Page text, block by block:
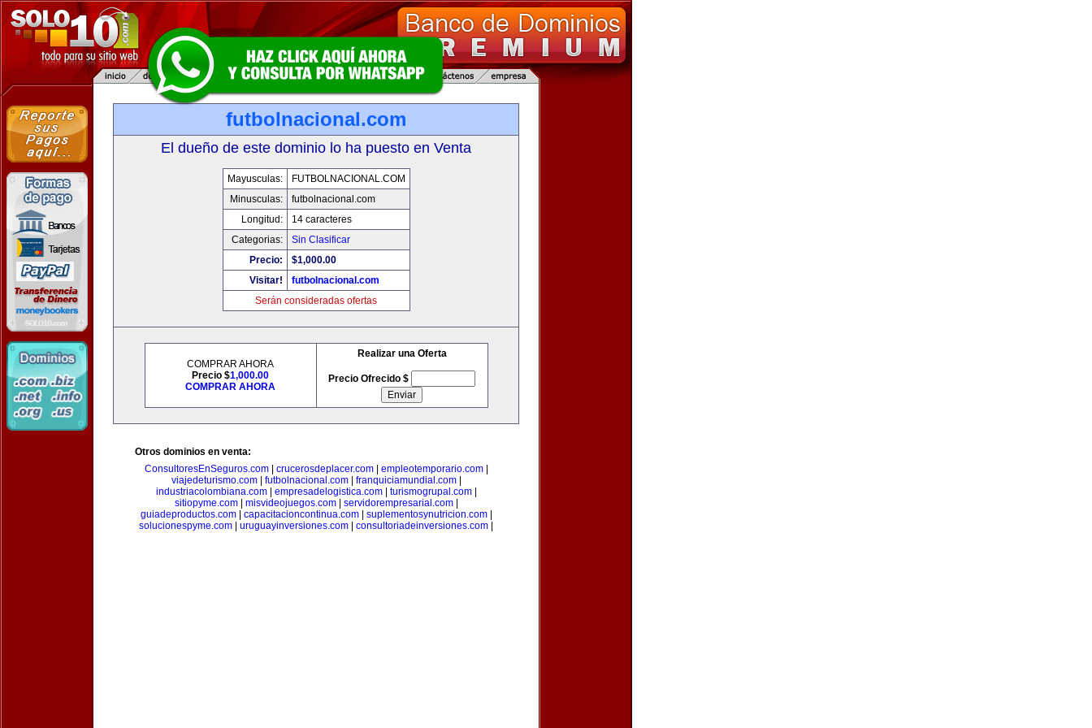
futbolnacional.com
El dueño de este dominio lo ha puesto en Venta
Mayusculas:
FUTBOLNACIONAL.COM
Minusculas:
futbolnacional.com
Longitud:
14 caracteres
Categorias:
Sin Clasificar
Precio:
$1,000.00
Visitar!
futbolnacional.com
Serán consideradas ofertas
COMPRAR AHORA
Precio $1,000.00
COMPRAR AHORA
Realizar una Oferta
Precio Ofrecido $
Otros dominios en venta:
ConsultoresEnSeguros.com| crucerosdeplacer.com| empleotemporario.com|
viajedeturismo.com| futbolnacional.com| franquiciamundial.com|
industriacolombiana.com| empresadelogistica.com| turismogrupal.com|
sitiopyme.com| misvideojuegos.com| servidorempresarial.com|
guiadeproductos.com| capacitacioncontinua.com| suplementosynutricion.com|
solucionespyme.com
uruguayinversiones.com consultoriadeinversiones.com